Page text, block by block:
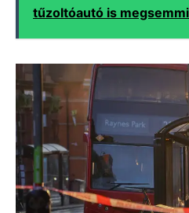
tűzoltóautó is